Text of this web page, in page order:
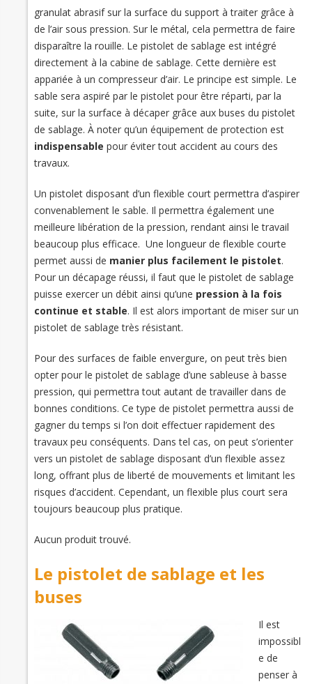
granulat abrasif sur la surface du support à traiter grâce à
de l’air sous pression. Sur le métal, cela permettra de faire
disparaître la rouille. Le pistolet de sablage est intégré
directement à la cabine de sablage. Cette dernière est
appariée à un compresseur d’air. Le principe est simple. Le
sable sera aspiré par le pistolet pour être réparti, par la
suite, sur la surface à décaper grâce aux buses du pistolet
de sablage. À noter qu’un équipement de protection est
indispensable pour éviter tout accident au cours des
travaux.
Un pistolet disposant d’un flexible court permettra d’aspirer
convenablement le sable. Il permettra également une
meilleure libération de la pression, rendant ainsi le travail
beaucoup plus efficace. Une longueur de flexible courte
permet aussi de manier plus facilement le pistolet.
Pour un décapage réussi, il faut que le pistolet de sablage
puisse exercer un débit ainsi qu’une pression à la fois
continue et stable. Il est alors important de miser sur un
pistolet de sablage très résistant.
Pour des surfaces de faible envergure, on peut très bien
opter pour le pistolet de sablage d’une sableuse à basse
pression, qui permettra tout autant de travailler dans de
bonnes conditions. Ce type de pistolet permettra aussi de
gagner du temps si l’on doit effectuer rapidement des
travaux peu conséquents. Dans tel cas, on peut s’orienter
vers un pistolet de sablage disposant d’un flexible assez
long, offrant plus de liberté de mouvements et limitant les
risques d’accident. Cependant, un flexible plus court sera
toujours beaucoup plus pratique.
Aucun produit trouvé.
Le pistolet de sablage et les
buses
Il est
impossibl
e de
penser à